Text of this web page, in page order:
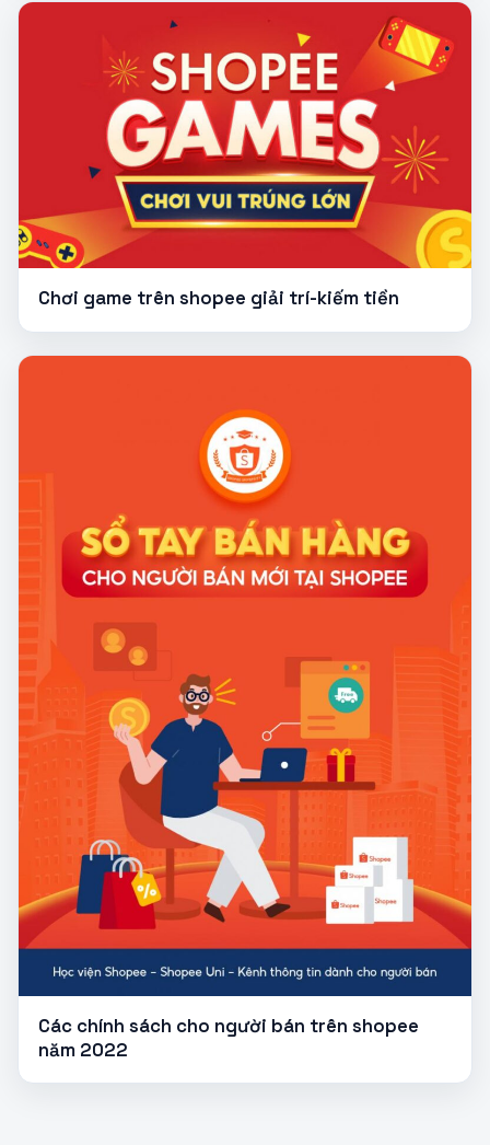
Chơi game trên shopee giải trí-kiếm tiền
Các chính sách cho người bán trên shopee
năm 2022